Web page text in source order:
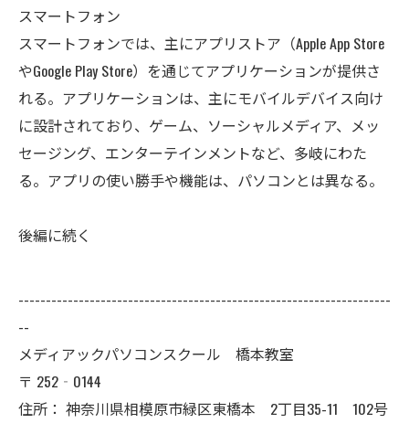
スマートフォン
スマートフォンでは、主にアプリストア（Apple App Store
やGoogle Play Store）を通じてアプリケーションが提供さ
れる。アプリケーションは、主にモバイルデバイス向け
に設計されており、ゲーム、ソーシャルメディア、メッ
セージング、エンターテインメントなど、多岐にわた
る。アプリの使い勝手や機能は、パソコンとは異なる。
後編に続く
--------------------------------------------------------------------
--
メディアックパソコンスクール 橋本教室
〒 252‐0144
住所： 神奈川県相模原市緑区東橋本 2丁目35-11 102号